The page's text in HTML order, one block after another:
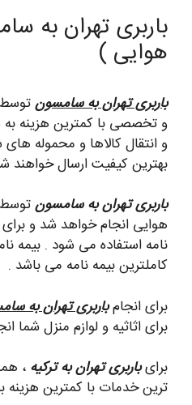
باربری تهران به
هوایی )
باربری تهران به سامسون
و تخصصی با کمترین هزینه به
و انتقال کالاها و محموله های
بهترین کیفیت ارسال خواهند
باربری تهران به سامسون
نامه استفاده می شود . بیمه
کاملترین بیمه نامه می باشد .
برای انجامباربری تهران به
برای اثاثیه و لوازم منزل شما
برایباربری تهران به ترکیه ،
ترین خدمات با کمترین هزینه